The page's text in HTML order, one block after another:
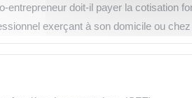
entrepreneur doit-il payer la cotisation
exerçant à son domicile ou